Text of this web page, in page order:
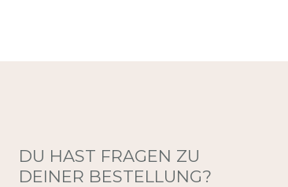
DU HAST FRAGEN ZU
DEINER BESTELLUNG?